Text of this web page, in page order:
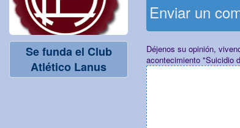
Se funda el Club
Atlético Lanus
Enviar un
Déjenos su opinión,
acontecimiento "Suicidio